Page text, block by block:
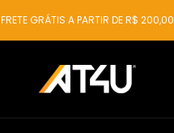
FRETE GRÁTIS A PARTIR DE R$ 200,00